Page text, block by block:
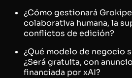
¿Cómo gestionará
colaborativa humana, la
conflictos de edición?
¿Qué modelo de negocio
¿Será gratuita, con
financiada por xAI?